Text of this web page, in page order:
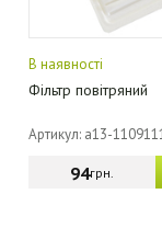
В наявності
Фільтр повітряний
Артикул: a13-
94грн.